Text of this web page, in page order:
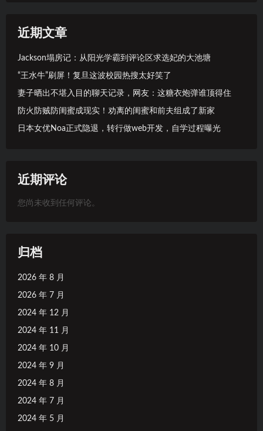
近期文章
Jackson塌房记：从阳光学霸到评论区求选妃的大池塘
“王水牛”刷屏！复旦这波校园热搜太好笑了
妻子晒出不堪入目的聊天记录，网友：这糖衣炮弹谁顶得住
防火防贼防闺蜜成现实！劝离的闺蜜和前夫组成了新家
日本女优Noa正式隐退，转行做web开发，自学过程曝光
近期评论
您尚未收到任何评论。
归档
2026 年 8 月
2026 年 7 月
2024 年 12 月
2024 年 11 月
2024 年 10 月
2024 年 9 月
2024 年 8 月
2024 年 7 月
2024 年 5 月